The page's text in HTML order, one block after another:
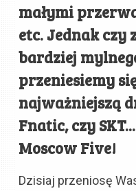
małymi
etc. Jednak czy
bardziej
przeniesiemy
najważniejszą
Fnatic, czy
Moscow Five!
Dzisiaj przeniosę